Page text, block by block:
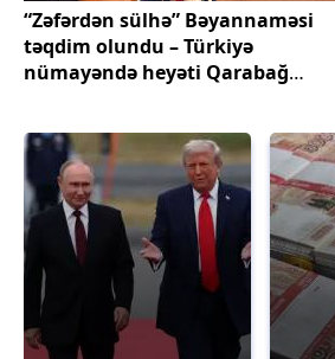
“Zəfərdən sülhə” Bəyannaməsi
təqdim olundu – Türkiyə
nümayəndə heyəti Qarabağ